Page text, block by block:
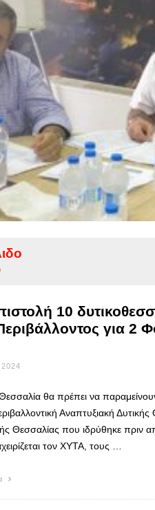
10
για 2
θα πρέπει να
Αναπτυξιακή
Θεσσαλίας που ιδρύθηκε πριν
τον ΧΥΤΑ, τους …